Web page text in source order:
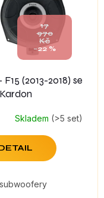
17
970
Kč
–22 %
(2013-2018) se
Skladem (>5 set)